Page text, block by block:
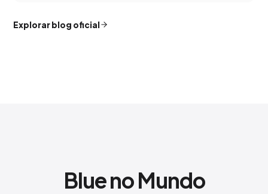
Explorar blog oficial
Blue no Mundo